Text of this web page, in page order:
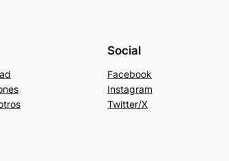
Social
Facebook
Instagram
Twitter/X